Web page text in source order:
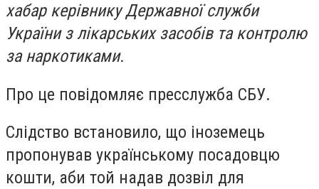
хабар керівнику Державної служби
України з лікарських засобів та контролю
за наркотиками.
Про це повідомляє пресслужба СБУ.
Слідство встановило, що іноземець
пропонував українському посадовцю
кошти, аби той надав дозвіл для